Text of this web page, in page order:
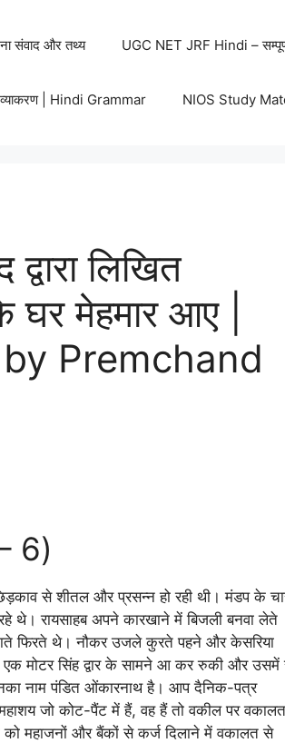
संवाद और तथ्य UGC NET JRF Hindi –
व्याकरण | Hindi Grammar NIOS Study
लिखित
घर मेहमार आए |
Premchand
6)
से शीतल और प्रसन्न हो रही थी। मंडप के
रायसाहब अपने कारखाने में बिजली बनवा लेते
फिरते थे। नौकर उजले कुरते पहने और केसरिया
मोटर सिंह द्वार के सामने आ कर रुकी और
नाम पंडित ओंकारनाथ है। आप दैनिक-पत्र
जो कोट-पैंट में हैं, वह हैं तो वकील पर वकालत
महाजनों और बैंकों से कर्ज दिलाने में वकालत से